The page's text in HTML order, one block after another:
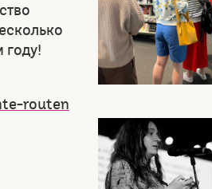
году!
routen